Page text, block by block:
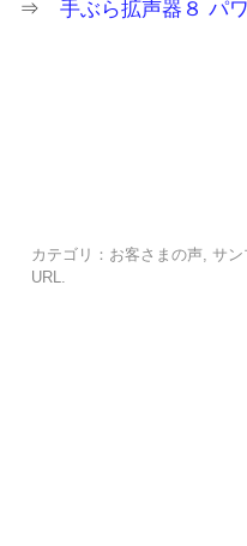
⇒手ぶら拡声器８ パ
カテゴリ： お客さまの声,サン
URL.